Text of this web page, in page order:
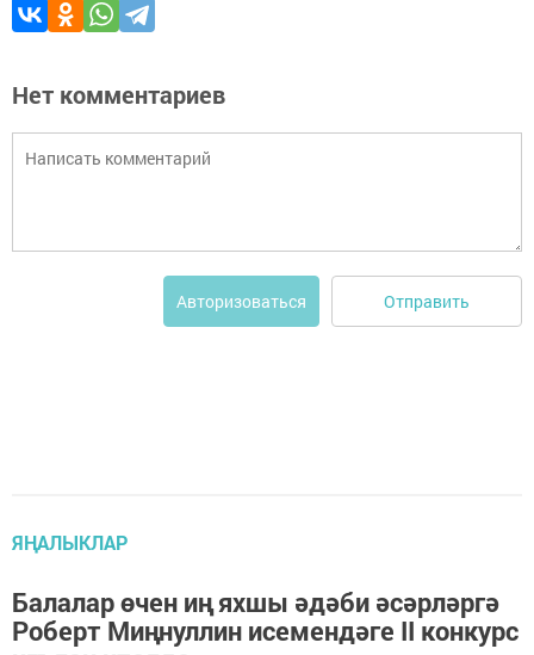
Нет комментариев
Авторизоваться Отправить
ЯҢАЛЫКЛАР
Балалар өчен иң яхшы әдәби әсәрләргә
Роберт Миңнуллин исемендәге II конкурс